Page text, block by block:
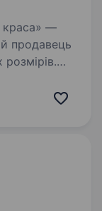
продавець